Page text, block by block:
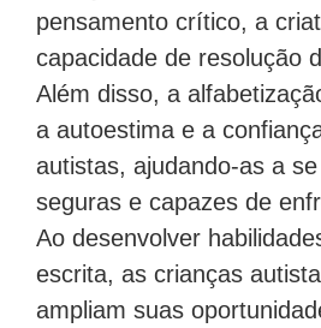
pensamento crítico, a
capacidade de resolução
Além disso, a
a autoestima e a
autistas, ajudando-as a
seguras e capazes de
Ao desenvolver
escrita, as crianças
ampliam suas